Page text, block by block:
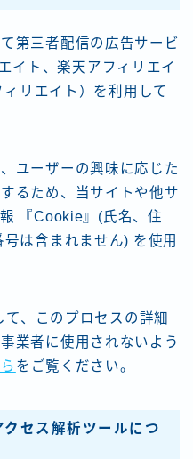
第三者配信の広告サービ
イト、楽天アフィリエイ
リエイト）を利用して
ユーザーの興味に応じた
るため、当サイトや他サ
『Cookie』(氏名、住
は含まれません) を使用
、このプロセスの詳細
業者に使用されないよう
をご覧ください。
セス解析ツールにつ